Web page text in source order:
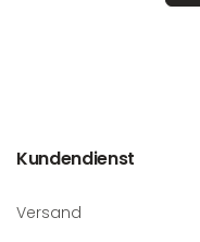
Kundendienst
Versand